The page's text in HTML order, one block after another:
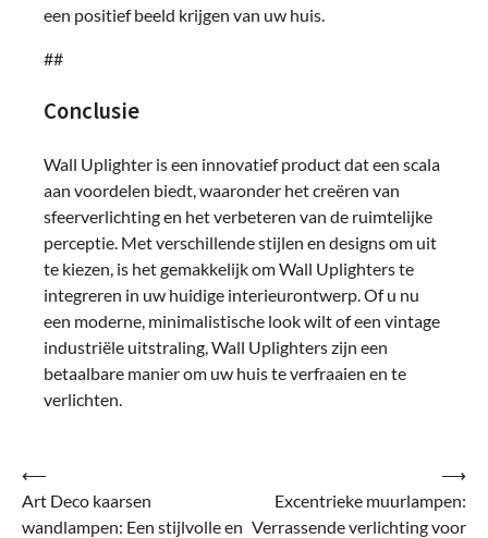
een positief beeld krijgen van uw huis.
##
Conclusie
Wall Uplighter is een innovatief product dat een scala
aan voordelen biedt, waaronder het creëren van
sfeerverlichting en het verbeteren van de ruimtelijke
perceptie. Met verschillende stijlen en designs om uit
te kiezen, is het gemakkelijk om Wall Uplighters te
integreren in uw huidige interieurontwerp. Of u nu
een moderne, minimalistische look wilt of een vintage
industriële uitstraling, Wall Uplighters zijn een
betaalbare manier om uw huis te verfraaien en te
verlichten.
Bericht
navigatie
⟵
Art Deco kaarsen
wandlampen: Een stijlvolle en
Excentrieke muurlampen:
Verrassende verlichting voor
⟶